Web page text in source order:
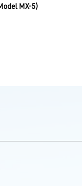
MX-5)